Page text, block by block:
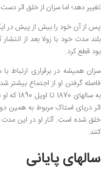
تغییر دهد؛ اما سزان از خلق اثر
پس از آن خود را بیش از پیش در
بلند مدت خود با زولا بعد از
بود قطع کرد.
سزان همیشه در برقراری ارتباط
فاصله گرفتن او از اجتماع بیشتر
به
اثر دریای استاک مربوط به
خلق شده است. آثار او در این
کنند.
سالهای پایانی